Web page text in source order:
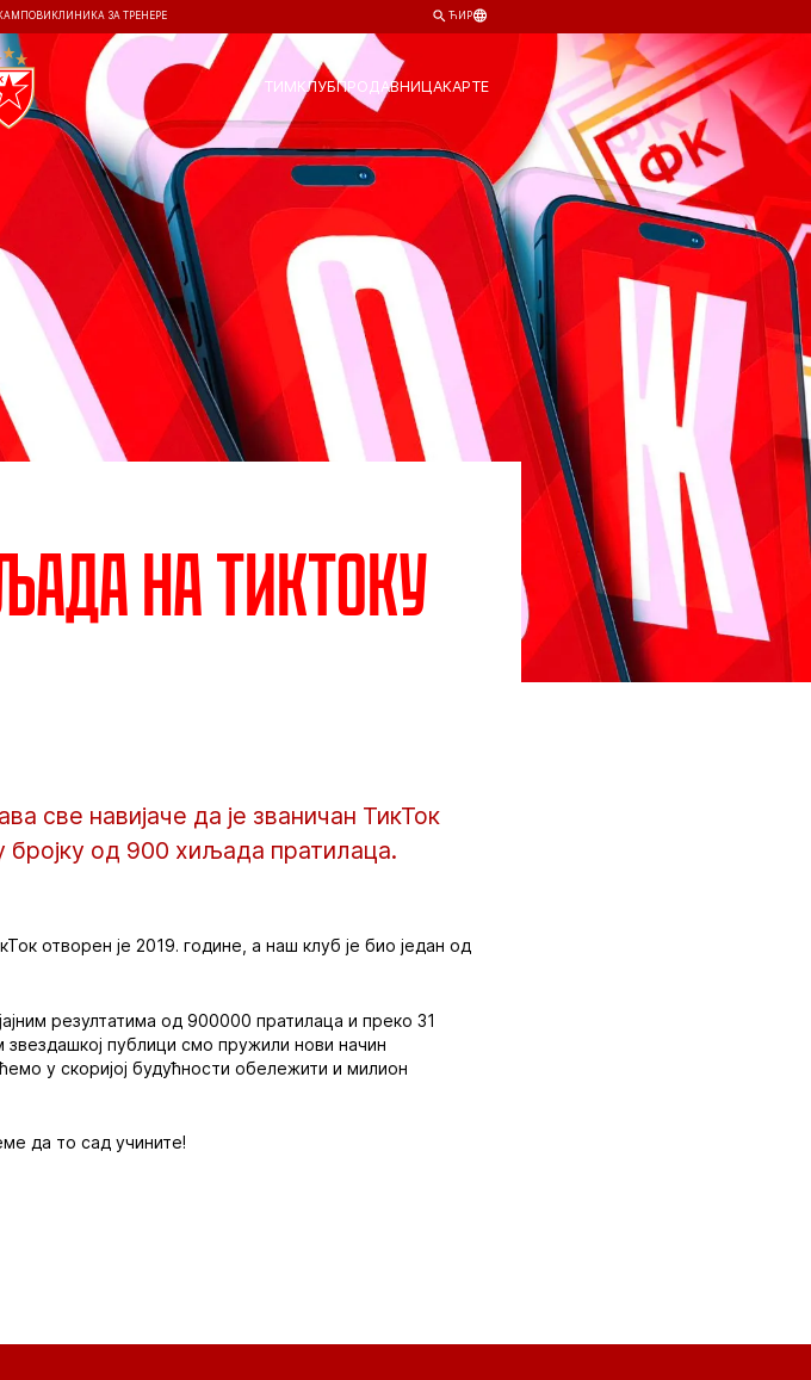
КЛИНИКА ЗА ТРЕНЕРЕ ЋИР
ТИМКЛУБПРОДАВНИЦАКАРТЕ
на ТикТоку
све навијаче да је званичан ТикТок
бројку од 900 хиљада пратилаца.
отворен је 2019. године, а наш клуб је био један од
резултатима од 900000 пратилаца и преко 31
публици смо пружили нови начин
у скоријој будућности обележити и милион
да то сад учините!